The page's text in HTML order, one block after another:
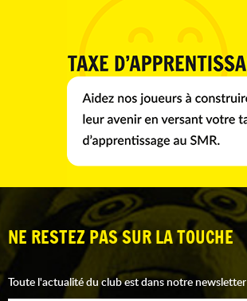
NE RESTEZ PAS SUR LA TOUCHE
Toute l'actualité du club est dans notre newsletter